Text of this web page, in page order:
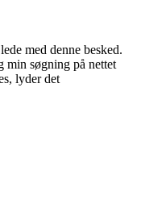
med denne besked.
søgning på nettet
lyder det